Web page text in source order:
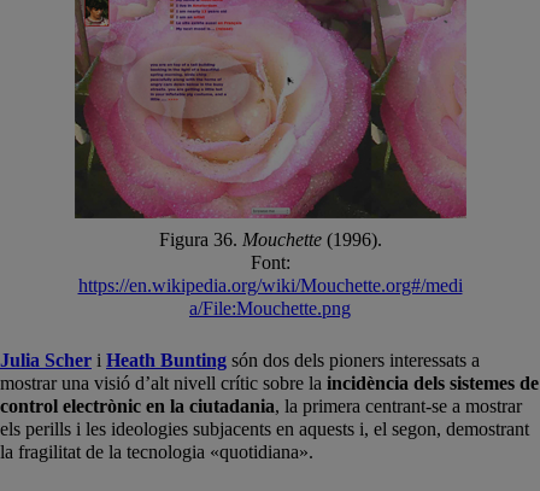
Figura 36. Mouchette(1996).
Font:
https://en.wikipedia.org/wiki/Mouchette.org#/medi
a/File:Mouchette.png
Julia Scher i Heath Bunting són dos dels pioners interessats a
mostrar una visió d’alt nivell crític sobre la incidència dels sistemes de
control electrònic en la ciutadania, la primera centrant-se a mostrar
els perills i les ideologies subjacents en aquests i, el segon, demostrant
la fragilitat de la tecnologia «quotidiana».